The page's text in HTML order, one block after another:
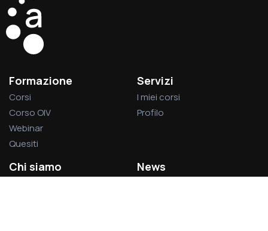
Formazione
Corsi
Corso OIV
Webinar
Quesiti
Servizi
I miei corsi
Profilo
Chi siamo News